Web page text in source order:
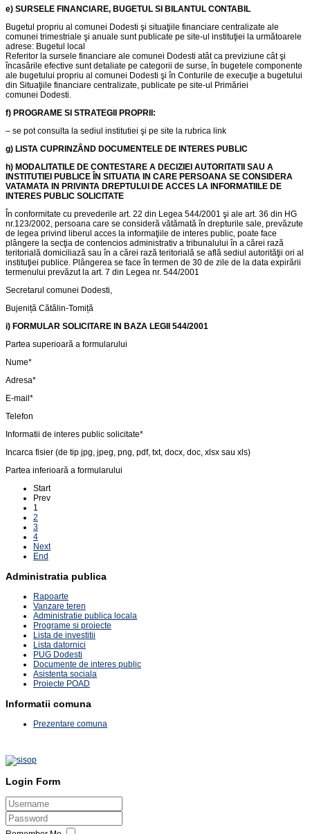
e) SURSELE FINANCIARE, BUGETUL SI BILANTUL CONTABIL
Bugetul propriu al comunei Dodesti şi situaţiile financiare centralizate ale
comunei trimestriale şi anuale sunt publicate pe site-ul instituţiei la următoarele
adrese: Bugetul local
Referitor la sursele financiare ale comunei Dodesti atât ca previziune cât şi
încasările efective sunt detaliate pe categorii de surse, în bugetele componente
ale bugetului propriu al comunei Dodesti şi în Conturile de execuţie a bugetului
din Situaţiile financiare centralizate, publicate pe site-ul Primăriei
comunei Dodesti.
f) PROGRAME SI STRATEGII PROPRII:
– se pot consulta la sediul institutiei şi pe site la rubrica link
g) LISTA CUPRINZÂND DOCUMENTELE DE INTERES PUBLIC
h) MODALITATILE DE CONTESTARE A DECIZIEI AUTORITATII SAU A
INSTITUTIEI PUBLICE ÎN SITUATIA IN CARE PERSOANA SE CONSIDERA
VATAMATA IN PRIVINTA DREPTULUI DE ACCES LA INFORMATIILE DE
INTERES PUBLIC SOLICITATE
În conformitate cu prevederile art. 22 din Legea 544/2001 şi ale art. 36 din HG
nr.123/2002, persoana care se consideră vătămată în drepturile sale, prevăzute
de legea privind liberul acces la informaţiile de interes public, poate face
plângere la secţia de contencios administrativ a tribunalului în a cărei rază
teritorială domiciliază sau în a cărei rază teritorială se află sediul autorităţii ori al
instituţiei publice. Plângerea se face în termen de 30 de zile de la data expirării
termenului prevăzut la art. 7 din Legea nr. 544/2001
Secretarul comunei Dodesti,
Bujeniță Cătălin-Tomiță
i) FORMULAR SOLICITARE IN BAZA LEGII 544/2001
Partea superioară a formularului
Nume*
Adresa*
E-mail*
Telefon
Informatii de interes public solicitate*
Incarca fisier (de tip jpg, jpeg, png, pdf, txt, docx, doc, xlsx sau xls)
Partea inferioară a formularului
Start
Prev
1
2
3
4
Next
End
Administratia publica
Rapoarte
Vanzare teren
Administratie publica locala
Programe si proiecte
Lista de investitii
Lista datornici
PUG Dodesti
Documente de interes public
Asistenta sociala
Proiecte POAD
Informatii comuna
Prezentare comuna
Login Form